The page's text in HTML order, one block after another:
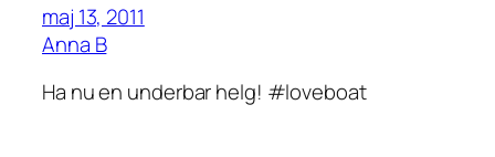
maj 13, 2011
Anna B
Ha nu en underbar helg! #loveboat